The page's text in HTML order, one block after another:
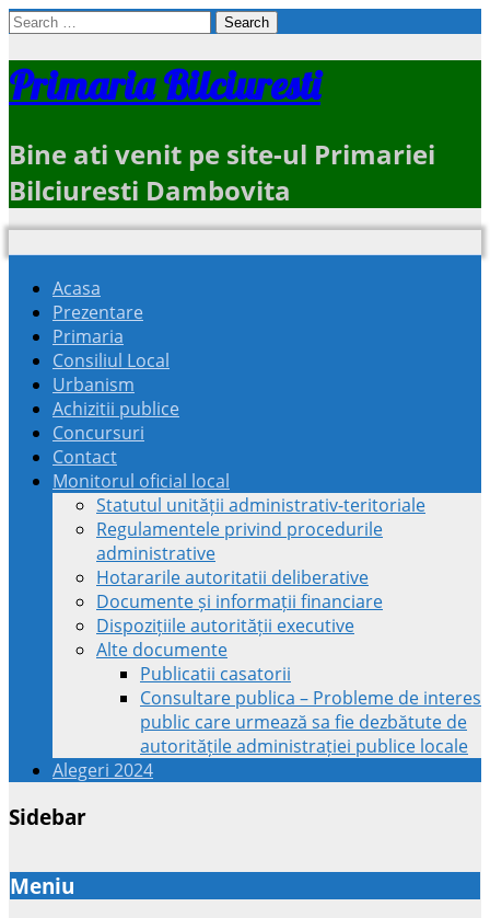
Search
Primaria Bilciuresti
Bine ati venit pe site-ul Primariei
Bilciuresti Dambovita
Acasa
Prezentare
Primaria
Consiliul Local
Urbanism
Achizitii publice
Concursuri
Contact
Monitorul oficial local
Statutul unității administrativ-teritoriale
Regulamentele privind procedurile
administrative
Hotararile autoritatii deliberative
Documente și informații financiare
Dispozițiile autorității executive
Alte documente
Publicatii casatorii
Consultare publica – Probleme de interes
public care urmează sa fie dezbătute de
autoritățile administrației publice locale
Alegeri 2024
Sidebar
Meniu